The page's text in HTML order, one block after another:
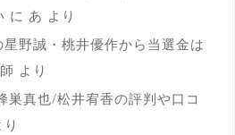
に あ より
星野誠・桃井優作から当選金は
より
巣真也/松井宥香の評判や口コ
り